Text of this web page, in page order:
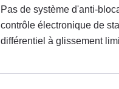
Pas de système d'anti-
contrôle électronique de
différentiel à glissement
Sunday Times en